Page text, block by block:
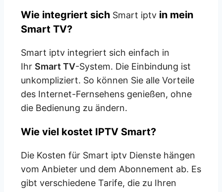
Wie integriert sich Smart iptv in mein
Smart TV?
Smart iptv integriert sich einfach in
Ihr Smart TV-System. Die Einbindung ist
unkompliziert. So können Sie alle Vorteile
des Internet-Fernsehens genießen, ohne
die Bedienung zu ändern.
Wie viel kostet IPTV Smart?
Die Kosten für Smart iptv Dienste hängen
vom Anbieter und dem Abonnement ab. Es
gibt verschiedene Tarife, die zu Ihren